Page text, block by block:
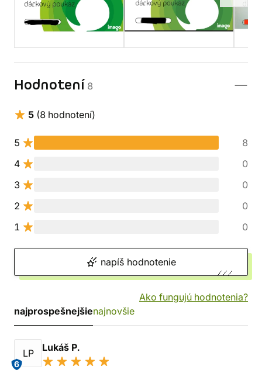
Hodnotení 8
5 (8 hodnotení)
5
8
4
0
3
0
2
0
1
0
napíš hodnotenie
Ako fungujú hodnotenia?
najprospešnejšienajnovšie
LP
6
Lukáš P.